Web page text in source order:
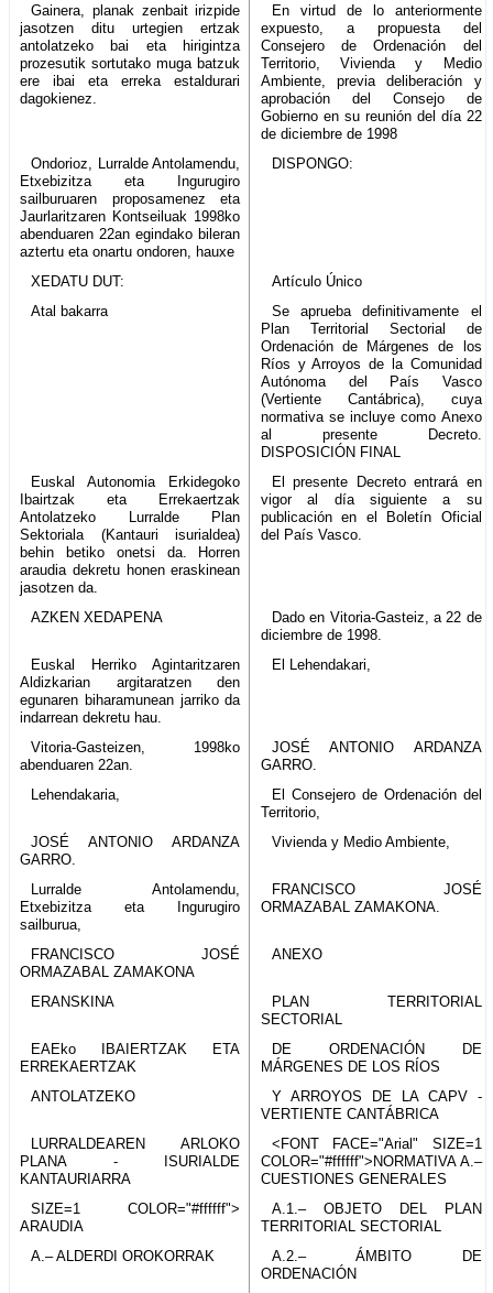
Gainera, planak zenbait irizpide
jasotzen ditu urtegien ertzak
antolatzeko bai eta hirigintza
prozesutik sortutako muga batzuk
ere ibai eta erreka estaldurari
dagokienez.
En virtud de lo anteriormente
expuesto, a propuesta del
Consejero de Ordenación del
Territorio, Vivienda y Medio
Ambiente, previa deliberación y
aprobación del Consejo de
Gobierno en su reunión del día 22
de diciembre de 1998
Ondorioz, Lurralde Antolamendu,
Etxebizitza eta Ingurugiro
sailburuaren proposamenez eta
Jaurlaritzaren Kontseiluak 1998ko
abenduaren 22an egindako bileran
aztertu eta onartu ondoren, hauxe
DISPONGO:
XEDATU DUT:
Artículo Único
Atal bakarra
Se aprueba definitivamente el
Plan Territorial Sectorial de
Ordenación de Márgenes de los
Ríos y Arroyos de la Comunidad
Autónoma del País Vasco
(Vertiente Cantábrica), cuya
normativa se incluye como Anexo
al presente Decreto.
DISPOSICIÓN FINAL
Euskal Autonomia Erkidegoko
Ibairtzak eta Errekaertzak
Antolatzeko Lurralde Plan
Sektoriala (Kantauri isurialdea)
behin betiko onetsi da. Horren
araudia dekretu honen eraskinean
jasotzen da.
El presente Decreto entrará en
vigor al día siguiente a su
publicación en el Boletín Oficial
del País Vasco.
AZKEN XEDAPENA
Dado en Vitoria-Gasteiz, a 22 de
diciembre de 1998.
Euskal Herriko Agintaritzaren
Aldizkarian argitaratzen den
egunaren biharamunean jarriko da
indarrean dekretu hau.
El Lehendakari,
Vitoria-Gasteizen, 1998ko
abenduaren 22an.
JOSÉ ANTONIO ARDANZA
GARRO.
Lehendakaria,
El Consejero de Ordenación del
Territorio,
JOSÉ ANTONIO ARDANZA
GARRO.
Vivienda y Medio Ambiente,
Lurralde Antolamendu,
Etxebizitza eta Ingurugiro
sailburua,
FRANCISCO JOSÉ
ORMAZABAL ZAMAKONA.
FRANCISCO JOSÉ
ORMAZABAL ZAMAKONA
ANEXO
ERANSKINA
PLAN TERRITORIAL
SECTORIAL
EAEko IBAIERTZAK ETA
ERREKAERTZAK
DE ORDENACIÓN DE
MÁRGENES DE LOS RÍOS
ANTOLATZEKO
Y ARROYOS DE LA CAPV -
VERTIENTE CANTÁBRICA
LURRALDEAREN ARLOKO
PLANA - ISURIALDE
KANTAURIARRA
<FONT FACE="Arial" SIZE=1
COLOR="#ffffff">NORMATIVA A.–
CUESTIONES GENERALES
SIZE=1 COLOR="#ffffff">
ARAUDIA
A.1.– OBJETO DEL PLAN
TERRITORIAL SECTORIAL
A.– ALDERDI OROKORRAK
A.2.– ÁMBITO DE
ORDENACIÓN